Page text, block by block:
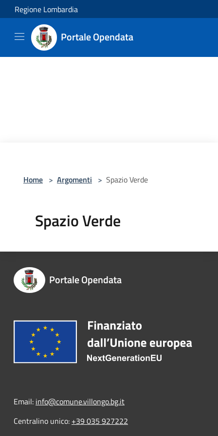
Salta al contenuto principale
Regione Lombardia
Portale Opendata
Home > Argomenti > Spazio Verde
Spazio Verde
Portale Opendata
Email: info@comune.villongo.bg.it
Centralino unico: +39 035 927222